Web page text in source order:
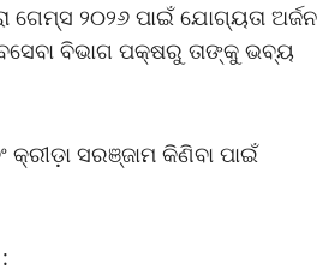
ଗେମ୍ସ ୨୦୨୬ ପାଇଁ ଯୋଗ୍ୟତା ଅର୍ଜନ
ବିଭାଗ ପକ୍ଷରୁ ତାଙ୍କୁ ଭବ୍ୟ
ସରଞ୍ଜାମ କିଣିବା ପାଇଁ